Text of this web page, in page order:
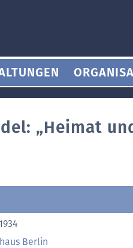
„Heimat
Berlin